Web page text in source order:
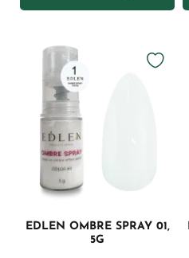
EDLEN OMBRE SPRAY 01,
5G